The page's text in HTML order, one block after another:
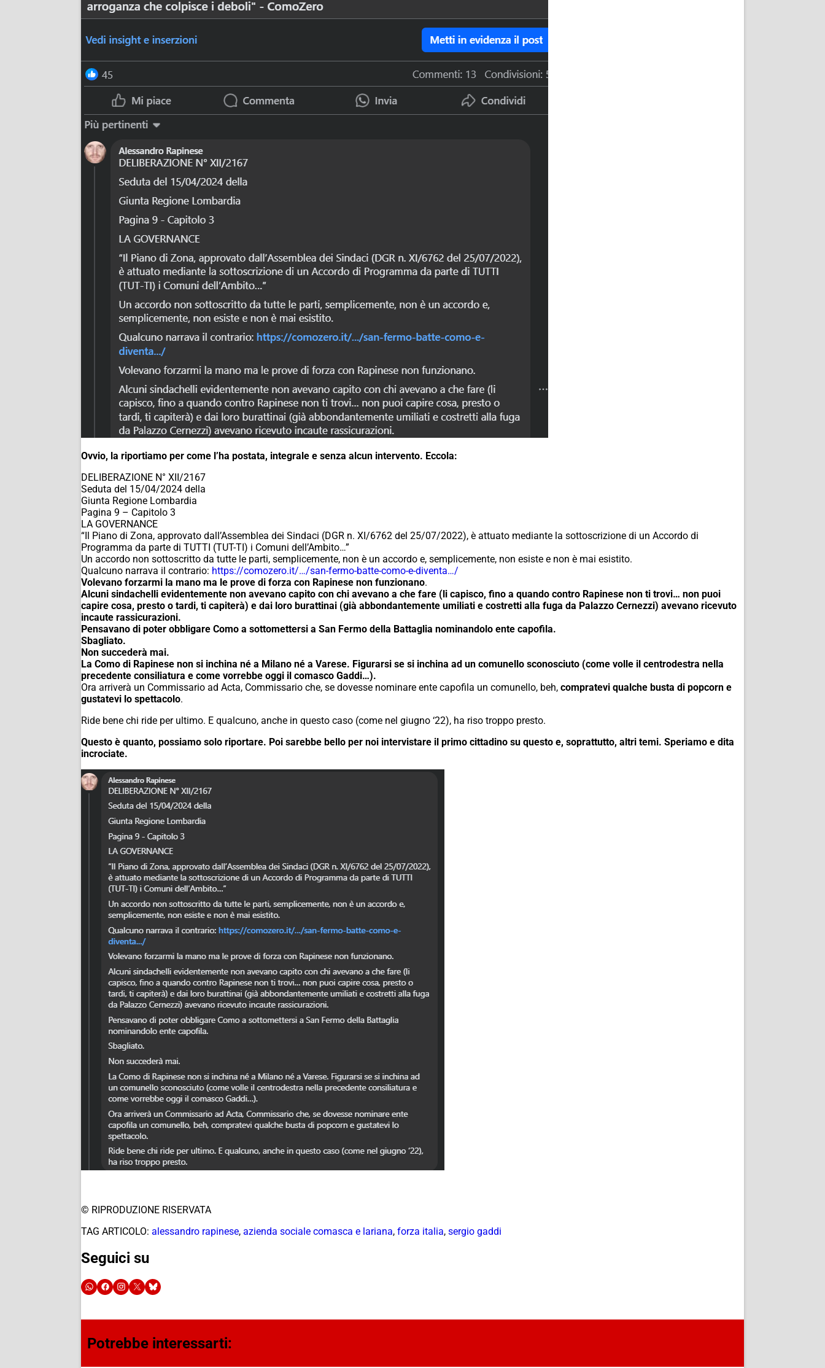
Ovvio, la riportiamo per come l’ha postata, integrale e senza alcun intervento. Eccola:
DELIBERAZIONE N° XII/2167
Seduta del 15/04/2024 della
Giunta Regione Lombardia
Pagina 9 – Capitolo 3
LA GOVERNANCE
“Il Piano di Zona, approvato dall’Assemblea dei Sindaci (DGR n. XI/6762 del 25/07/2022), è attuato mediante la sottoscrizione di un Accordo di
Programma da parte di TUTTI (TUT-TI) i Comuni dell’Ambito…”
Un accordo non sottoscritto da tutte le parti, semplicemente, non è un accordo e, semplicemente, non esiste e non è mai esistito.
Qualcuno narrava il contrario: https://comozero.it/…/san-fermo-batte-como-e-diventa…/
Volevano forzarmi la mano ma le prove di forza con Rapinese non funzionano.
Alcuni sindachelli evidentemente non avevano capito con chi avevano a che fare (li capisco, fino a quando contro Rapinese non ti trovi… non puoi
capire cosa, presto o tardi, ti capiterà) e dai loro burattinai (già abbondantemente umiliati e costretti alla fuga da Palazzo Cernezzi) avevano ricevuto
incaute rassicurazioni.
Pensavano di poter obbligare Como a sottomettersi a San Fermo della Battaglia nominandolo ente capofila.
Sbagliato.
Non succederà mai.
La Como di Rapinese non si inchina né a Milano né a Varese. Figurarsi se si inchina ad un comunello sconosciuto (come volle il centrodestra nella
precedente consiliatura e come vorrebbe oggi il comasco Gaddi…).
Ora arriverà un Commissario ad Acta, Commissario che, se dovesse nominare ente capofila un comunello, beh, compratevi qualche busta di popcorn e
gustatevi lo spettacolo.
Ride bene chi ride per ultimo. E qualcuno, anche in questo caso (come nel giugno ‘22), ha riso troppo presto.
Questo è quanto, possiamo solo riportare. Poi sarebbe bello per noi intervistare il primo cittadino su questo e, soprattutto, altri temi. Speriamo e dita
incrociate.
© RIPRODUZIONE RISERVATA
TAG ARTICOLO: alessandro rapinese, azienda sociale comasca e lariana, forza italia, sergio gaddi
Seguici su
Potrebbe interessarti: